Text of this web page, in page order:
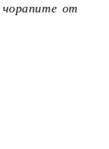
от